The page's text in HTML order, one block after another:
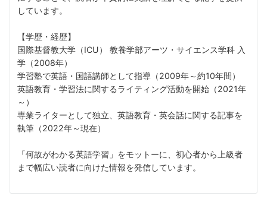
しています。
【学歴・経歴】
国際基督教大学（ICU） 教養学部アーツ・サイエンス学科 入
学（2008年）
学習塾で英語・国語講師として指導（2009年～約10年間）
英語教育・学習法に関するライティング活動を開始（2021年
～）
専業ライターとして独立、英語教育・英会話に関する記事を
執筆（2022年～現在）
「何故がわかる英語学習」をモットーに、初心者から上級者
まで幅広い読者に向けた情報を発信しています。